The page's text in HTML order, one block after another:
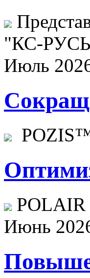
"КС-
Июль
POLAIR
Июнь